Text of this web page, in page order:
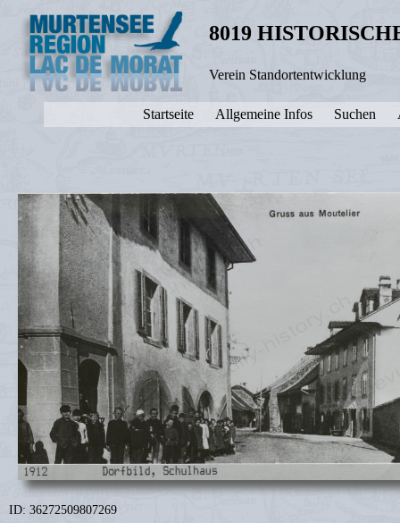
8019
Verein Standortentwicklung
Startseite Allgemeine Infos Suchen
ID: 36272509807269